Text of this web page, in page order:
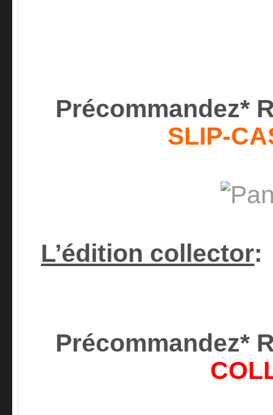
Précommandez*
SLIP-
L’édition collector:
Précommandez*